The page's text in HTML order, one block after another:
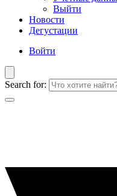
Выйти
Новости
Дегустации
Войти
Search for: